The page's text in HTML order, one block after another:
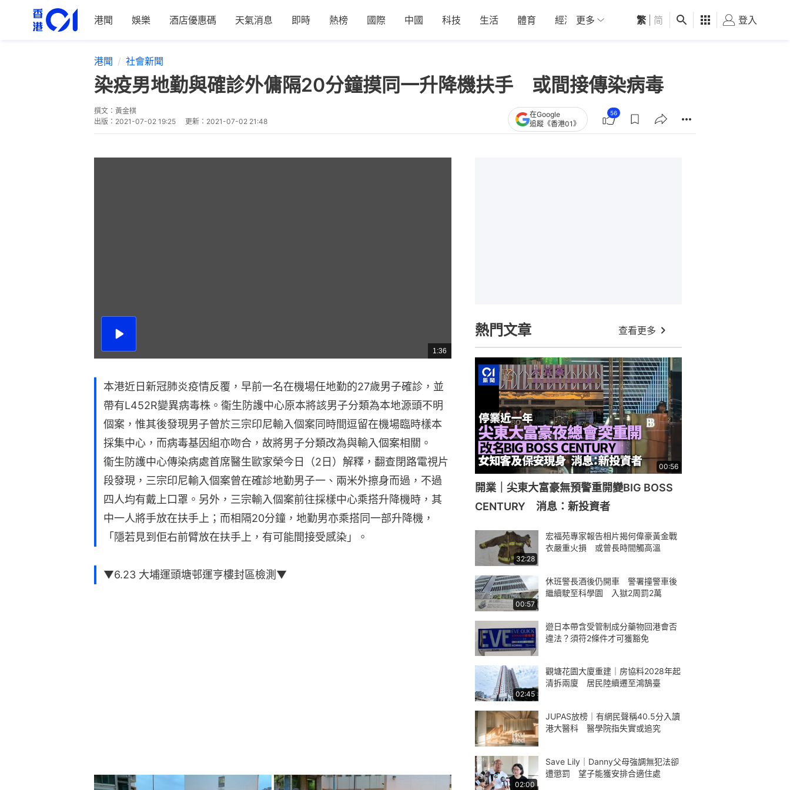
港聞 娛樂 酒店優惠碼 天氣消息 即時 熱榜 國際 中國 科技 生活 體育 經濟 01深圳 觀點 健康 好食玩飛
更多 繁 简 登入
港聞 社會新聞
染疫男地勤與確診外傭隔20分鐘摸同一升降機扶手 或間接傳染病毒
撰文： 黃金棋
出版： 2021-07-02 19:25 更新： 2021-07-02 21:48
在Google
追蹤《香港01》
56
播
總
共
1:36
本港近日新冠肺炎疫情反覆，早前一名在機場任地勤的27歲男子確診，並
帶有L452R變異病毒株。衞生防護中心原本將該男子分類為本地源頭不明
個案，惟其後發現男子曾於三宗印尼輸入個案同時間逗留在機場臨時樣本
採集中心，而病毒基因組亦吻合，故將男子分類改為與輸入個案相關。
衞生防護中心傳染病處首席醫生歐家榮今日（2日）解釋，翻查閉路電視片
段發現，三宗印尼輸入個案曾在確診地勤男子一、兩米外擦身而過，不過
四人均有戴上口罩。另外，三宗輸入個案前往採樣中心乘搭升降機時，其
中一人將手放在扶手上；而相隔20分鐘，地勤男亦乘搭同一部升降機，
「隱若見到佢右前臂放在扶手上，有可能間接受感染」。
▼6.23 大埔運頭塘邨運亨樓封區檢測▼
熱門文章 查看更多
00:56
開業｜尖東大富豪無預警重開變BIG BOSS
CENTURY 消息：新投資者
32:28
宏福苑專家報告相片揭何偉豪黃金戰
衣嚴重火損 或曾長時間觸高溫
00:57
休班警長酒後仍開車 警署撞警車後
繼續駛至科學園 入獄2周罰2萬
遊日本帶含受管制成分藥物回港會否
違法？須符2條件才可獲豁免
02:45
觀塘花園大廈重建｜房協料2028年起
清拆兩廈 居民陸續遷至鴻鵠臺
JUPAS放榜｜有網民聲稱40.5分入讀
港大醫科 醫學院指失實或追究
02:00
Save Lily｜Danny父母強調無犯法卻
遭懲罰 望子能獲安排合適住處